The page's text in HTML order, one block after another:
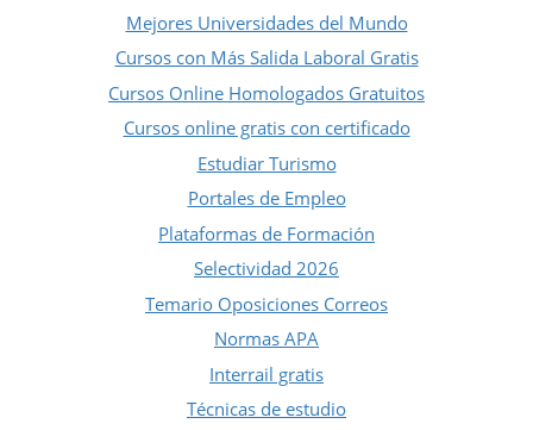
Mejores Universidades del Mundo
Cursos con Más Salida Laboral Gratis
Cursos Online Homologados Gratuitos
Cursos online gratis con certificado
Estudiar Turismo
Portales de Empleo
Plataformas de Formación
Selectividad 2026
Temario Oposiciones Correos
Normas APA
Interrail gratis
Técnicas de estudio